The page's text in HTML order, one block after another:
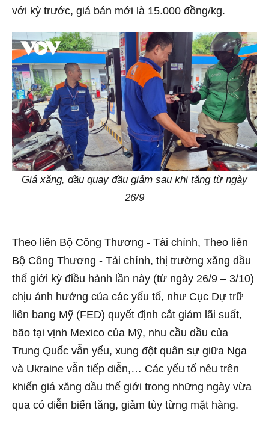
với kỳ trước, giá bán mới là 15.000 đồng/kg.
Giá xăng, dầu quay đầu giảm sau khi tăng từ ngày
26/9
Theo liên Bộ Công Thương - Tài chính, Theo liên
Bộ Công Thương - Tài chính, thị trường xăng dầu
thế giới kỳ điều hành lần này (từ ngày 26/9 – 3/10)
chịu ảnh hưởng của các yếu tố, như Cục Dự trữ
liên bang Mỹ (FED) quyết định cắt giảm lãi suất,
bão tại vịnh Mexico của Mỹ, nhu cầu dầu của
Trung Quốc vẫn yếu, xung đột quân sự giữa Nga
và Ukraine vẫn tiếp diễn,… Các yếu tố nêu trên
khiến giá xăng dầu thế giới trong những ngày vừa
qua có diễn biến tăng, giảm tùy từng mặt hàng.